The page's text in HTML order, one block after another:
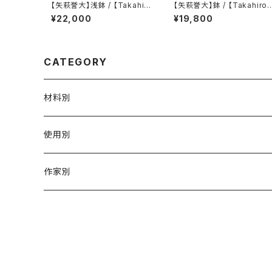
【矢萩誉大】浅鉢 / 【Takahir
o Yahagi】Shallow bowl
¥22,000
【矢萩誉大】鉢 / 【Takahiro Y
ahagi】Deep dish
¥19,800
CATEGORY
材料別
陶磁器
ガラス
使用別
茶壺 急须 土瓶
作家別